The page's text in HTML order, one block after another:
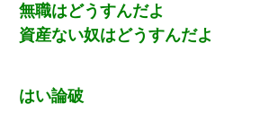
無職はどうすんだよ
資産ない奴はどうすんだよ
はい論破